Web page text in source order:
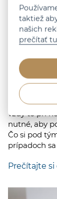
2 minúty
OŠETRENIE
Kedy
Extrakcia
vždy to pri
nutné, aby
Čo si pod
prípadoch
Prečítajte si
taktiež
našich
prečítať tu